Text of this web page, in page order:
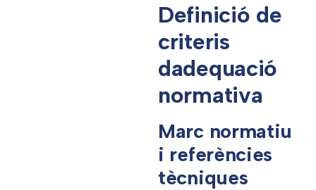
Definició de
criteris
dadequació
normativa
Marc normatiu
i referències
tècniques